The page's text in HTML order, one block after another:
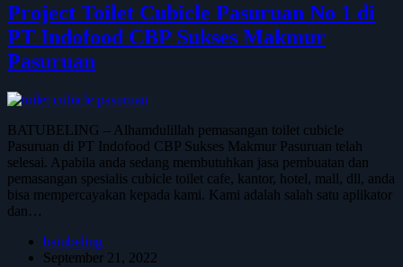
Project Toilet Cubicle Pasuruan No 1 di
PT Indofood CBP Sukses Makmur
Pasuruan
BATUBELING – Alhamdulillah pemasangan toilet cubicle
Pasuruan di PT Indofood CBP Sukses Makmur Pasuruan telah
selesai. Apabila anda sedang membutuhkan jasa pembuatan dan
pemasangan spesialis cubicle toilet cafe, kantor, hotel, mall, dll, anda
bisa mempercayakan kepada kami. Kami adalah salah satu aplikator
dan…
batubeling
September 21, 2022